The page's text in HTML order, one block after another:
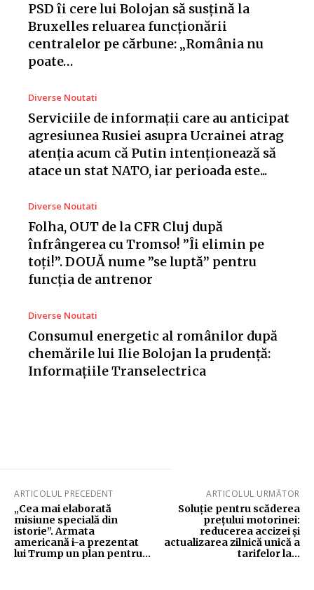
PSD îi cere lui Bolojan să susțină la
Bruxelles reluarea funcționării
centralelor pe cărbune: „România nu
poate…
Diverse Noutati
Serviciile de informații care au anticipat
agresiunea Rusiei asupra Ucrainei atrag
atenția acum că Putin intenționează să
atace un stat NATO, iar perioada este...
Diverse Noutati
Folha, OUT de la CFR Cluj după
înfrângerea cu Tromso! ”Îi elimin pe
toți!”. DOUĂ nume ”se luptă” pentru
funcția de antrenor
Diverse Noutati
Consumul energetic al românilor după
chemările lui Ilie Bolojan la prudență:
Informațiile Transelectrica
ARTICOLUL PRECEDENT
„Cea mai elaborată
misiune specială din
istorie”. Armata
americană i-a prezentat
lui Trump un plan pentru…
ARTICOLUL URMĂTOR
Soluție pentru scăderea
prețului motorinei:
reducerea accizei și
actualizarea zilnică unică a
tarifelor la…